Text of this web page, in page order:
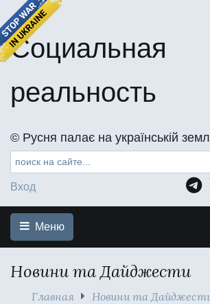
Социальная
реальность
©️ Русня палає на українській
Вход
Меню
Новини та Дайджести
Главная Новини та